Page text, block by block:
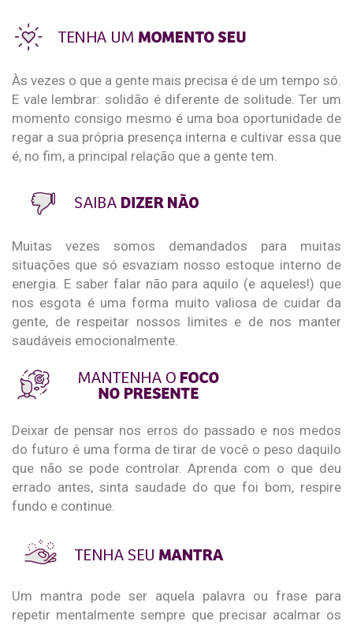
Às vezes o que a gente mais precisa é de um tempo só.
E vale lembrar: solidão é diferente de solitude. Ter um
momento consigo mesmo é uma boa oportunidade de
regar a sua própria presença interna e cultivar essa que
é, no fim, a principal relação que a gente tem.
Muitas vezes somos demandados para muitas
situações que só esvaziam nosso estoque interno de
energia. E saber falar não para aquilo (e aqueles!) que
nos esgota é uma forma muito valiosa de cuidar da
gente, de respeitar nossos limites e de nos manter
saudáveis emocionalmente.
Deixar de pensar nos erros do passado e nos medos
do futuro é uma forma de tirar de você o peso daquilo
que não se pode controlar. Aprenda com o que deu
errado antes, sinta saudade do que foi bom, respire
fundo e continue.
Um mantra pode ser aquela palavra ou frase para
repetir mentalmente sempre que precisar acalmar os